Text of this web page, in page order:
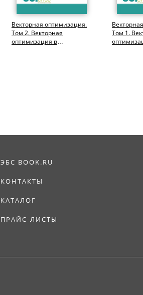
Векторная оптимизация.
Том 2. Векторная
оптимизация в
Том 1.
ЭБС BOOK.RU
КОНТАКТЫ
КАТАЛОГ
ПРАЙС-ЛИСТЫ